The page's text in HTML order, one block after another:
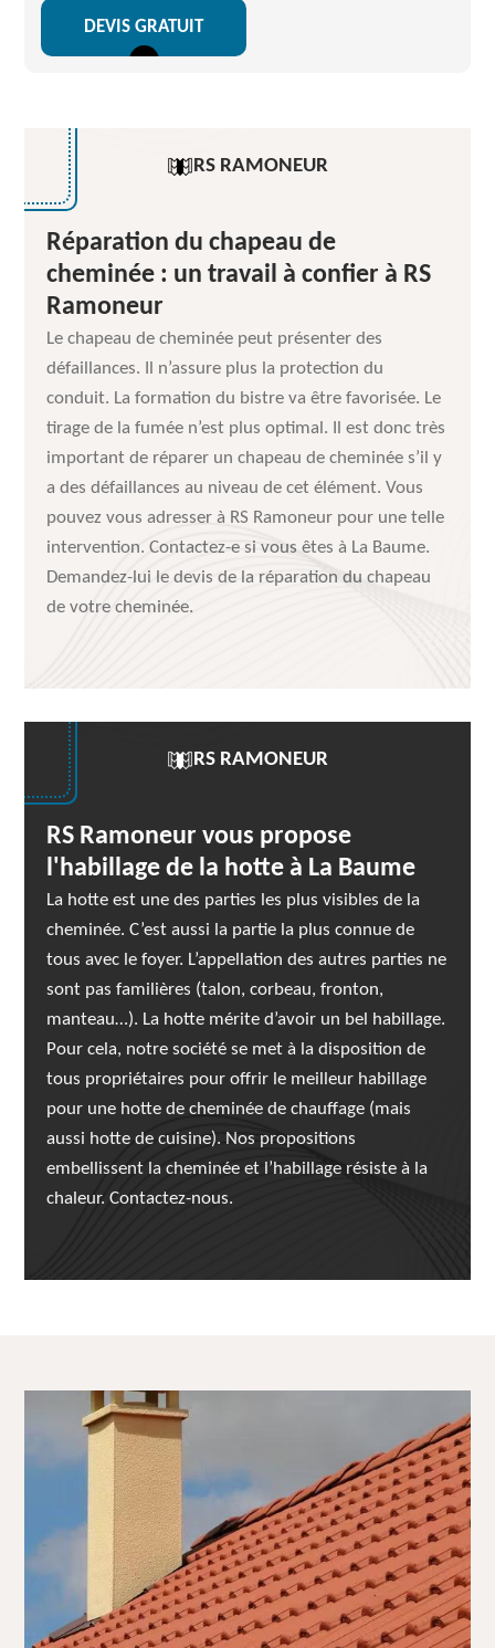
DEVIS GRATUIT
RS RAMONEUR
Réparation du chapeau de
cheminée : un travail à confier à RS
Ramoneur
Le chapeau de cheminée peut présenter des
défaillances. Il n’assure plus la protection du
conduit. La formation du bistre va être favorisée. Le
tirage de la fumée n’est plus optimal. Il est donc très
important de réparer un chapeau de cheminée s’il y
a des défaillances au niveau de cet élément. Vous
pouvez vous adresser à RS Ramoneur pour une telle
intervention. Contactez-e si vous êtes à La Baume.
Demandez-lui le devis de la réparation du chapeau
de votre cheminée.
RS RAMONEUR
RS Ramoneur vous propose
l'habillage de la hotte à La Baume
La hotte est une des parties les plus visibles de la
cheminée. C’est aussi la partie la plus connue de
tous avec le foyer. L’appellation des autres parties ne
sont pas familières (talon, corbeau, fronton,
manteau…). La hotte mérite d’avoir un bel habillage.
Pour cela, notre société se met à la disposition de
tous propriétaires pour offrir le meilleur habillage
pour une hotte de cheminée de chauffage (mais
aussi hotte de cuisine). Nos propositions
embellissent la cheminée et l’habillage résiste à la
chaleur. Contactez-nous.